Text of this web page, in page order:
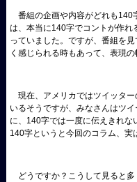
番組の企画や内容がどれも140
は、本当に140字でコントが作れ
っていました。ですが、番組を
く感じられる時もあって、表現
現在、アメリカではツイッタ
いるそうですが、みなさんはツ
に、140字では一度に伝えきれな
140字というと今回のコラム、実
どうですか？こうして見ると